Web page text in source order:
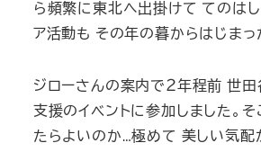
ら頻繁に東北へ出掛けて てのは
ア活動も その年の暮からはじまっ
ジローさんの案内で２年程前 世田
支援のイベントに参加しました。
たらよいのか…極めて 美しい気配